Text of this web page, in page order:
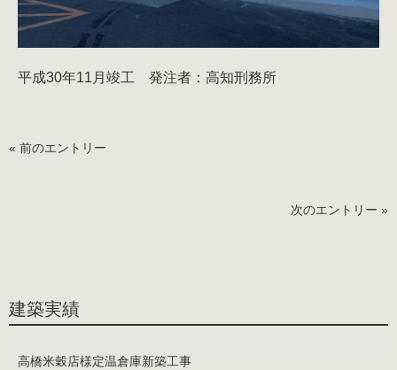
平成30年11月竣工 発注者：高知刑務所
« 前のエントリー
次のエントリー »
建築実績
高橋米穀店様定温倉庫新築工事